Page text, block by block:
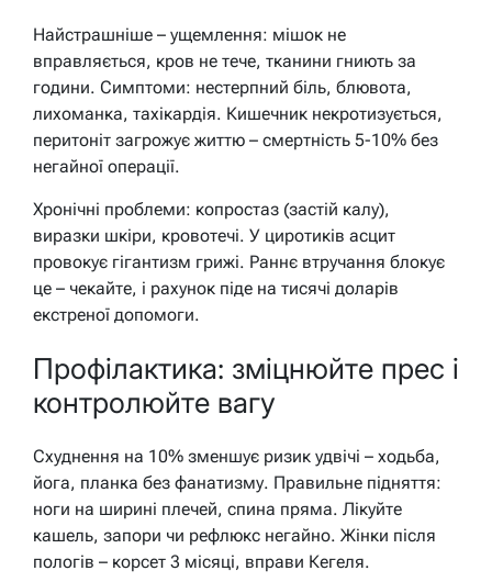
Найстрашніше – ущемлення: мішок не
вправляється, кров не тече, тканини гниють за
години. Симптоми: нестерпний біль, блювота,
лихоманка, тахікардія. Кишечник некротизується,
перитоніт загрожує життю – смертність 5-10% без
негайної операції.
Хронічні проблеми: копростаз (застій калу),
виразки шкіри, кровотечі. У циротиків асцит
провокує гігантизм грижі. Раннє втручання блокує
це – чекайте, і рахунок піде на тисячі доларів
екстреної допомоги.
Профілактика: зміцнюйте прес і
контролюйте вагу
Схуднення на 10% зменшує ризик удвічі – ходьба,
йога, планка без фанатизму. Правильне підняття:
ноги на ширині плечей, спина пряма. Лікуйте
кашель, запори чи рефлюкс негайно. Жінки після
пологів – корсет 3 місяці, вправи Кегеля.